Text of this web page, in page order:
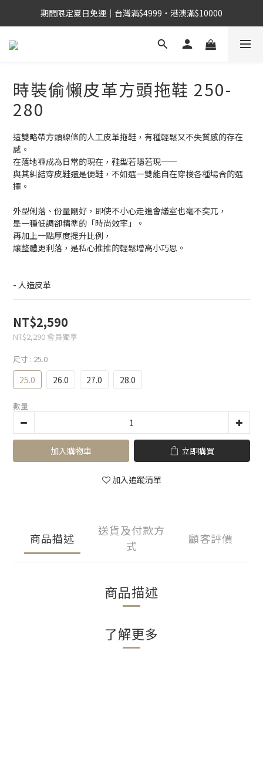
期間限定夏日免運｜台灣滿$4999・港澳滿$10000
時裝偷懶皮革方頭拖鞋 250-
280
這雙略帶方頭線條的人工皮革拖鞋，有種輕鬆又不失質感的存在
感。
在落地褲成為日常的現在，鞋型若隱若現——
與其糾結穿皮鞋還是便鞋，不如選一雙能自在穿梭各種場合的選
擇。
外型俐落、份量剛好，即使不小心走進會議室也毫不突兀，
是一種低調卻精準的「時尚效率」。
再加上一點厚度提升比例，
讓整體更利落，是私心推推的輕鬆增高小巧思。
- 人造皮革
NT$2,590
NT$2,290 會員獨享
尺寸 : 25.0
25.0 26.0 27.0 28.0
數量
加入購物車 立即購買
加入追蹤清單
商品描述
送貨及付款方
式
顧客評價
商品描述
了解更多